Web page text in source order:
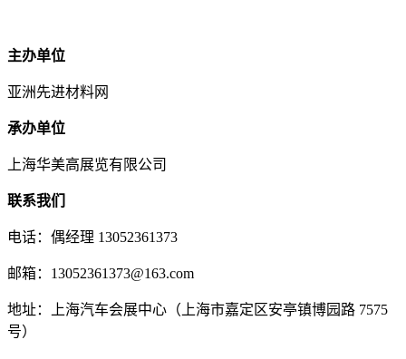
主办单位
亚洲先进材料网
承办单位
上海华美高展览有限公司
联系我们
电话：偶经理 13052361373
邮箱：13052361373@163.com
地址：上海汽车会展中心（上海市嘉定区安亭镇博园路 7575
号）